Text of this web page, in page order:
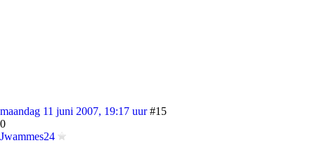
maandag 11 juni 2007, 19:17 uur #15
0
Jwammes24